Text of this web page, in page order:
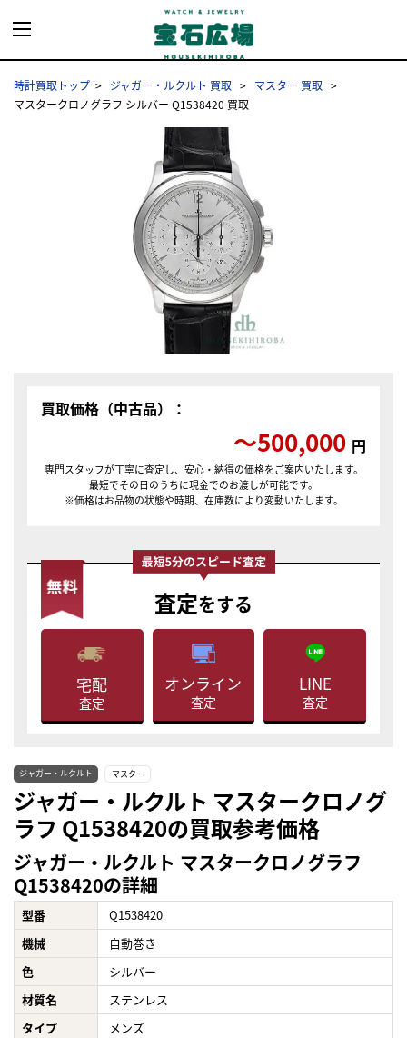
時計買取トップ ジャガー・ルクルト 買取
マスター 買取
マスタークロノグラフ シルバー Q1538420 買取
買取価格（中古品）：
〜500,000 円
専門スタッフが丁寧に査定し、安心・納得の価格をご案内いたします。
最短でその日のうちに現金でのお渡しが可能です。
※価格はお品物の状態や時期、在庫数により変動いたします。
査定をする
宅配
査定
オンライン
査定
LINE
査定
ジャガー・ルクルト マスター
ジャガー・ルクルト マスタークロノグ
ラフ Q1538420の買取参考価格
ジャガー・ルクルト マスタークロノグラフ
Q1538420の詳細
型番
Q1538420
機械
自動巻き
色
シルバー
材質名
ステンレス
タイプ
メンズ